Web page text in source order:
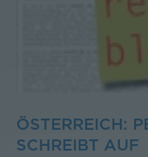
ÖSTERREICH:
SCHREIBT AUF